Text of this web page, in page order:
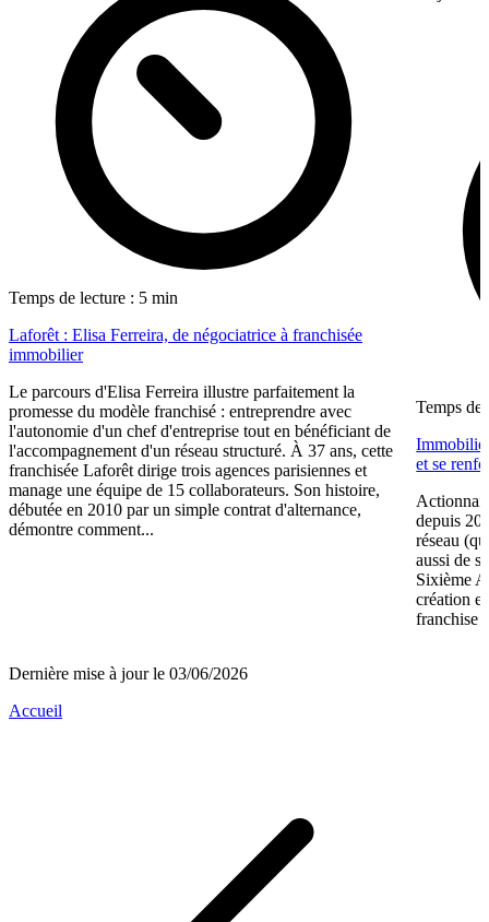
Temps de lecture : 5 min
Laforêt : Elisa Ferreira, de négociatrice à franchisée
immobilier
Le parcours d'Elisa Ferreira illustre parfaitement la
promesse du modèle franchisé : entreprendre avec
l'autonomie d'un chef d'entreprise tout en bénéficiant de
l'accompagnement d'un réseau structuré. À 37 ans, cette
franchisée Laforêt dirige trois agences parisiennes et
manage une équipe de 15 collaborateurs. Son histoire,
débutée en 2010 par un simple contrat d'alternance,
démontre comment...
Temps de
et se
depuis
réseau
aussi de
Sixième
création
franchise
Dernière mise à jour le 03/06/2026
Accueil